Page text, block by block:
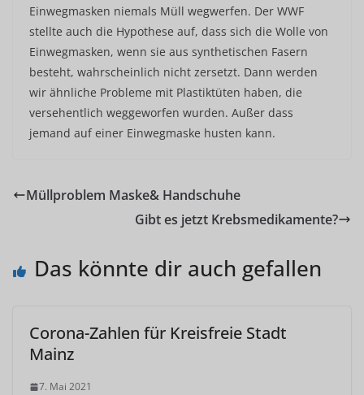
Einwegmasken niemals Müll wegwerfen. Der WWF
stellte auch die Hypothese auf, dass sich die Wolle von
Einwegmasken, wenn sie aus synthetischen Fasern
besteht, wahrscheinlich nicht zersetzt. Dann werden
wir ähnliche Probleme mit Plastiktüten haben, die
versehentlich weggeworfen wurden. Außer dass
jemand auf einer Einwegmaske husten kann.
Müllproblem Maske& Handschuhe
Gibt es jetzt Krebsmedikamente?
Das könnte dir auch gefallen
Corona-Zahlen für Kreisfreie Stadt
Mainz
7. Mai 2021